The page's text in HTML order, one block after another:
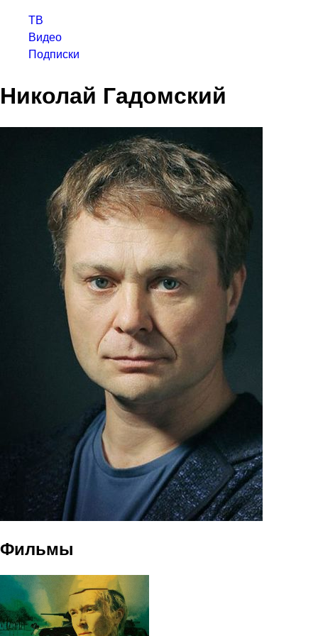
ТВ
Видео
Подписки
Николай Гадомский
Фильмы